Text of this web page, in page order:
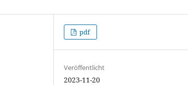
pdf
Veröffentlicht
2023-11-20